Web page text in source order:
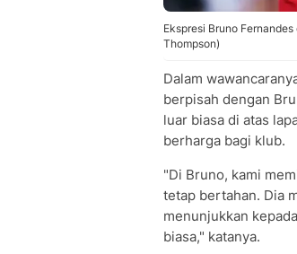
Ekspresi Bruno
Thompson)
Dalam
berpisah dengan
luar biasa di atas
berharga bagi klub.
"Di Bruno, kami
tetap bertahan. Dia
menunjukkan
biasa," katanya.